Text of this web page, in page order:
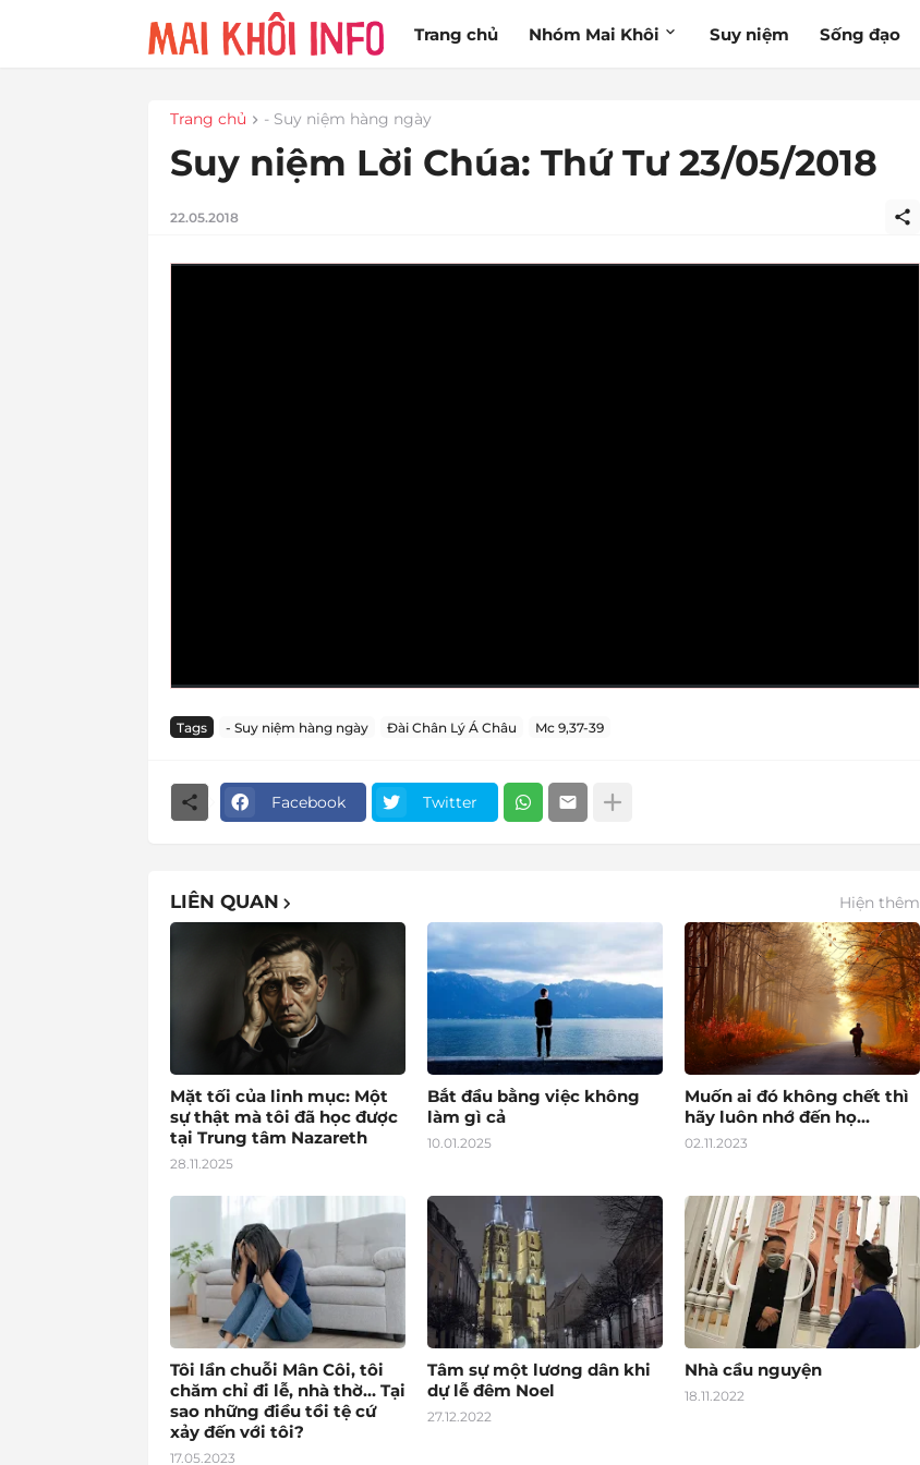
Trang chủ Nhóm Mai Khôi Suy niệm Sống đạo
Trang chủ - Suy niệm hàng ngày
Suy niệm Lời Chúa: Thứ Tư 23/05/2018
22.05.2018
Tags - Suy niệm hàng ngày Đài Chân Lý Á Châu Mc 9,37-39
Facebook Twitter
LIÊN QUAN Hiện thêm
Mặt tối của linh mục: Một
sự thật mà tôi đã học được
tại Trung tâm Nazareth
28.11.2025
Bắt đầu bằng việc không
làm gì cả
10.01.2025
Muốn ai đó không chết thì
hãy luôn nhớ đến họ...
02.11.2023
Tôi lần chuỗi Mân Côi, tôi
chăm chỉ đi lễ, nhà thờ… Tại
sao những điều tồi tệ cứ
xảy đến với tôi?
17.05.2023
Tâm sự một lương dân khi
dự lễ đêm Noel
27.12.2022
Nhà cầu nguyện
18.11.2022